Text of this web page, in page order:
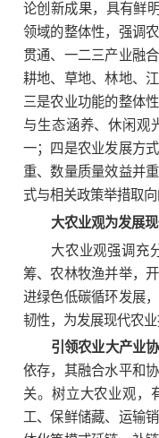
论创新成果，具有鲜
领域的整体性，强调
贯通、一二三产业融
耕地、草地、林地、
三是农业功能的整体
与生态涵养、休闲观
一；四是农业发展方
重、数量质量效益并
式与相关政策举措取向
大农业观为发展
大农业观强调充
筹、农林牧渔并举，
进绿色低碳循环发展
韧性，为发展现代农业
引领农业大产业
依存，其融合水平和
关。树立大农业观，
工、保鲜储藏、运输